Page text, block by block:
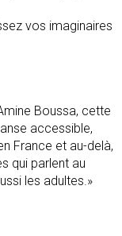
vos imaginaires
Boussa, cette
accessible,
France et au-delà,
qui parlent au
les adultes.»